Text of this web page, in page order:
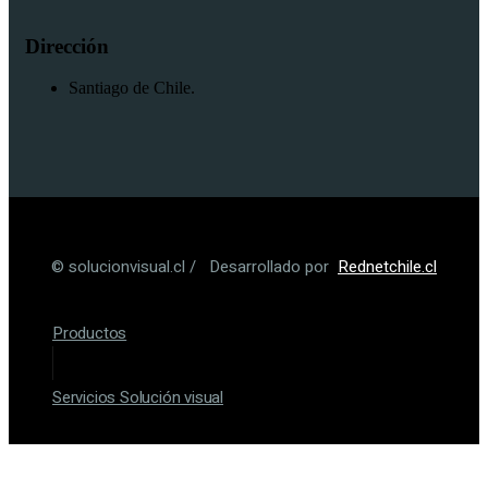
Dirección
Santiago de Chile.
© solucionvisual.cl / Desarrollado por Rednetchile.cl
Productos
Servicios Solución visual